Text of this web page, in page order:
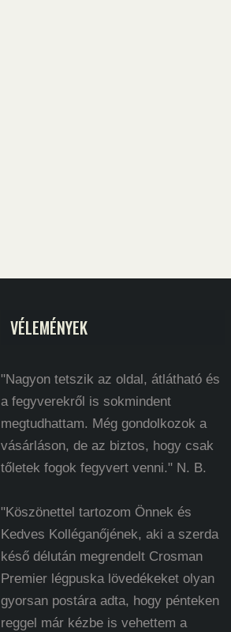
VÉLEMÉNYEK
"Nagyon tetszik az oldal, átlátható és
a fegyverekről is sokmindent
megtudhattam. Még gondolkozok a
vásárláson, de az biztos, hogy csak
tőletek fogok fegyvert venni." N. B.
"Köszönettel tartozom Önnek és
Kedves Kolléganőjének, aki a szerda
késő délután megrendelt Crosman
Premier légpuska lövedékeket olyan
gyorsan postára adta, hogy pénteken
reggel már kézbe is vehettem a